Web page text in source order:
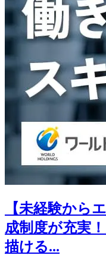
【未経験から
成制度が充実
描ける...